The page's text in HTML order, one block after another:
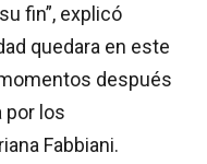
fin”, explicó
quedara en este
después
por los
Fabbiani.